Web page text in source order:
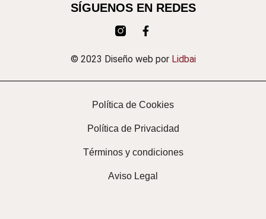
SÍGUENOS EN REDES
© 2023 Diseño web por Lidbai
Política de Cookies
Política de Privacidad
Términos y condiciones
Aviso Legal